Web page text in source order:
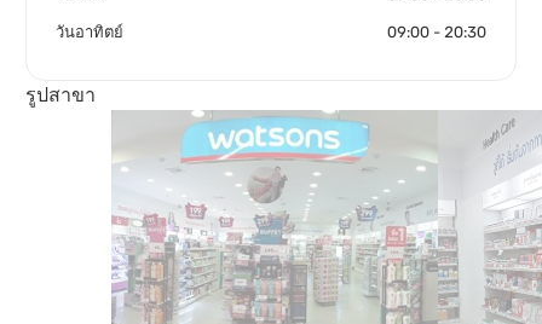
วันอาทิตย์ 09:00 - 20:30
รูปสาขา